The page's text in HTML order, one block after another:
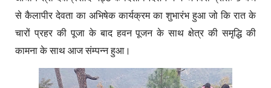
से कैलापीर देवता का अभिषेक कार्यक्रम का शुभारंभ हुआ जो कि रात के
चारों प्रहर की पूजा के बाद हवन पूजन के साथ क्षेत्र की समृद्धि की
कामना के साथ आज संम्पन्न हुआ।